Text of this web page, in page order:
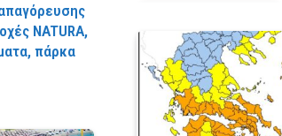
NATURA,
πάρκα